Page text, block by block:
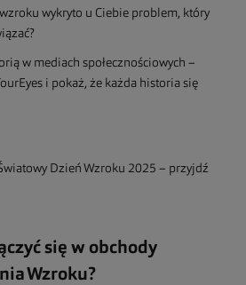
wykryto u Ciebie problem, który
w mediach społecznościowych –
i pokaż, że każda historia się
się w obchody
Wzroku?